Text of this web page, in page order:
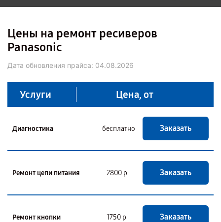
Цены на ремонт ресиверов
Panasonic
Дата обновления прайса: 04.08.2026
Услуги Цена, от
Диагностика бесплатно Заказать
Ремонт цепи питания 2800 р Заказать
Ремонт кнопки 1750 р Заказать